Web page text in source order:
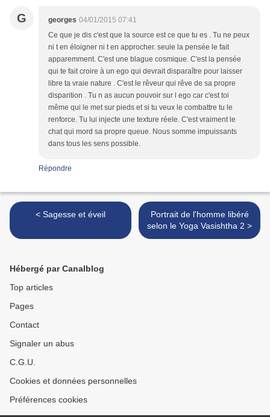
G georges 04/01/2015 07:41
Ce que je dis c'est que la source est ce que tu es . Tu ne peux
ni t en éloigner ni t en approcher. seule la pensée le fait
apparemment. C'est une blague cosmique. C'est la pensée
qui te fait croire à un ego qui devrait disparaître pour laisser
libre ta vraie nature . C'est le rêveur qui rêve de sa propre
disparition . Tu n as aucun pouvoir sur l ego car c'est toi
même qui le met sur pieds et si tu veux le combattre tu le
renforce. Tu lui injecte une texture réele. C'est vraiment le
chat qui mord sa propre queue. Nous somme impuissants
dans tous les sens possible.
Répondre
< Sagesse et éveil
Portrait de l'homme libéré
selon le Yoga Vasishtha 2 >
Hébergé par Canalblog
Top articles
Pages
Contact
Signaler un abus
C.G.U.
Cookies et données personnelles
Préférences cookies